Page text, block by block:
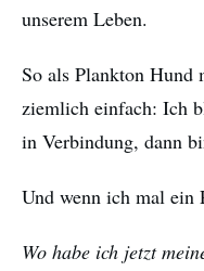
unserem Leben.
So als Plankton Hund
ziemlich einfach: Ich
in Verbindung, dann
Und wenn ich mal ein
Wo habe ich jetzt